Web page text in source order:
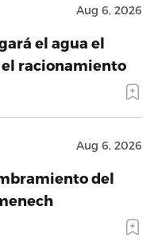
Aug 6, 2026
el agua el
el racionamiento
Aug 6, 2026
del